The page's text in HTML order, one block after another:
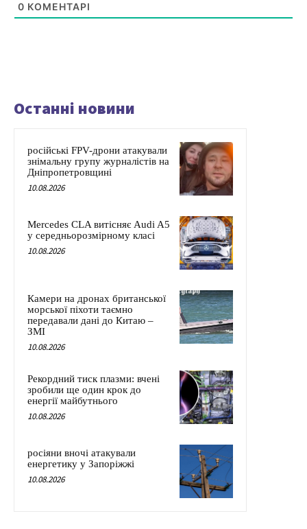
0 КОМЕНТАРІ
Останні новини
російські FPV-дрони атакували
знімальну групу журналістів на
Дніпропетровщині
10.08.2026
Mercedes CLA витісняє Audi A5
у середньорозмірному класі
10.08.2026
Камери на дронах британської
морської піхоти таємно
передавали дані до Китаю –
ЗМІ
10.08.2026
Рекордний тиск плазми: вчені
зробили ще один крок до
енергії майбутнього
10.08.2026
росіяни вночі атакували
енергетику у Запоріжжі
10.08.2026